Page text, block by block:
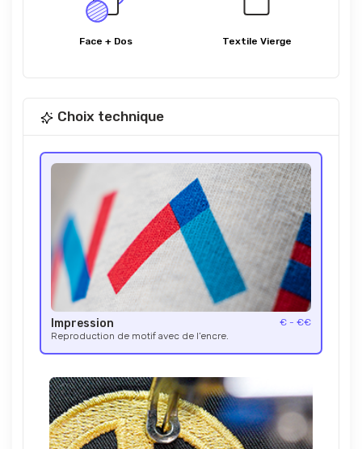
Face + Dos Textile Vierge
Choix technique
Impression
€ - €€
Reproduction de motif avec de l’encre.